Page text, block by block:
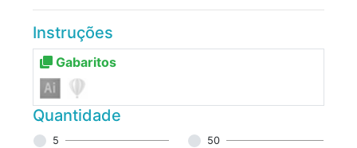
Instruções
Gabaritos
Quantidade
5
50